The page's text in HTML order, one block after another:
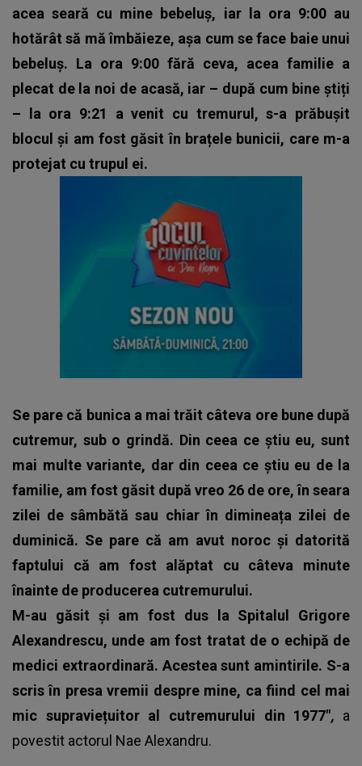
acea seară cu mine bebeluș, iar la ora 9:00 au
hotărât să mă îmbăieze, așa cum se face baie unui
bebeluș. La ora 9:00 fără ceva, acea familie a
plecat de la noi de acasă, iar – după cum bine știți
– la ora 9:21 a venit cu tremurul, s-a prăbușit
blocul și am fost găsit în brațele bunicii, care m-a
protejat cu trupul ei.
Se pare că bunica a mai trăit câteva ore bune după
cutremur, sub o grindă. Din ceea ce știu eu, sunt
mai multe variante, dar din ceea ce știu eu de la
familie, am fost găsit după vreo 26 de ore, în seara
zilei de sâmbătă sau chiar în dimineața zilei de
duminică. Se pare că am avut noroc și datorită
faptului că am fost alăptat cu câteva minute
înainte de producerea cutremurului.
M-au găsit și am fost dus la Spitalul Grigore
Alexandrescu, unde am fost tratat de o echipă de
medici extraordinară. Acestea sunt amintirile. S-a
scris în presa vremii despre mine, ca fiind cel mai
mic supraviețuitor al cutremurului din 1977", a
povestit actorul Nae Alexandru.